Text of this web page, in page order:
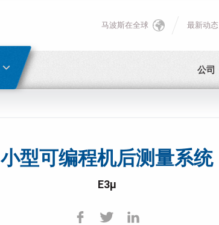
公司
马波斯在全球 最新动态
小型可编程机后测量系统
E3µ
English
Español